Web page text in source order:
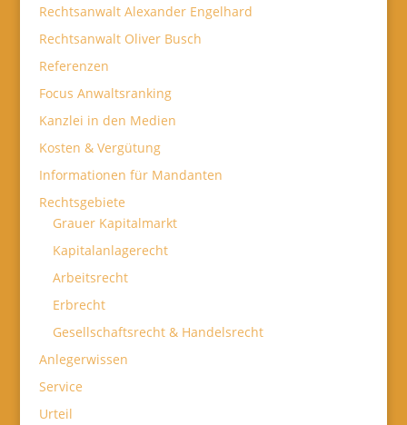
Rechtsanwalt Alexander Engelhard
Rechtsanwalt Oliver Busch
Referenzen
Focus Anwaltsranking
Kanzlei in den Medien
Kosten & Vergütung
Informationen für Mandanten
Rechtsgebiete
Grauer Kapitalmarkt
Kapitalanlagerecht
Arbeitsrecht
Erbrecht
Gesellschaftsrecht & Handelsrecht
Anlegerwissen
Service
Urteil